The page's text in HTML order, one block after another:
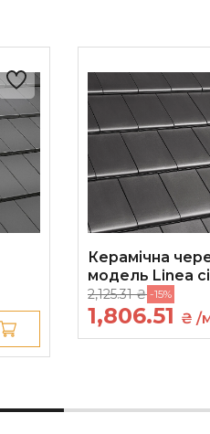
Керамічна
модель Linea
2,125.31 ₴ -15%
1,806.51 ₴ /